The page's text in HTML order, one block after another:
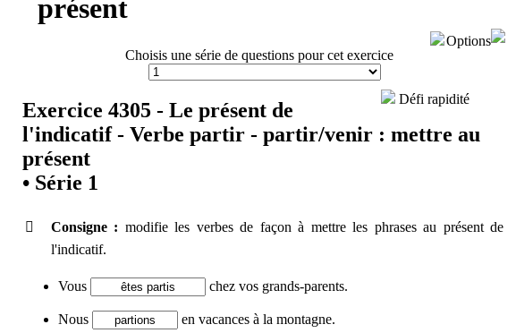
présent
Options
Choisis une série de questions pour cet exercice
Défi rapidité
Exercice 4305 - Le présent de
l'indicatif - Verbe partir - partir/venir : mettre au
présent
• Série 1
 Consigne : modifie les verbes de façon à mettre les phrases au présent de
l'indicatif.
Vous chez vos grands-parents.
Nous en vacances à la montagne.